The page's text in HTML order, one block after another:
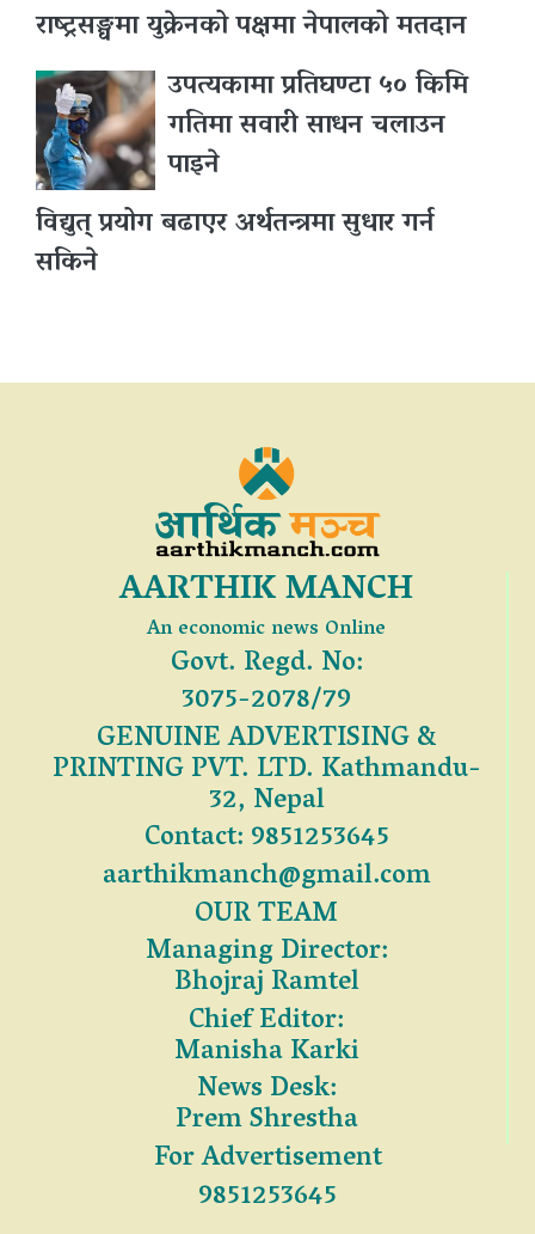
राष्ट्रसङ्घमा युक्रेनको पक्षमा नेपालको मतदान
उपत्यकामा प्रतिघण्टा ५० किमि
गतिमा सवारी साधन चलाउन
पाइने
विद्युत् प्रयोग बढाएर अर्थतन्त्रमा सुधार गर्न
सकिने
AARTHIK MANCH
An economic news Online
Govt. Regd. No:
3075-2078/79
GENUINE ADVERTISING &
PRINTING PVT. LTD. Kathmandu-
32, Nepal
Contact: 9851253645
aarthikmanch@gmail.com
OUR TEAM
Managing Director:
Bhojraj Ramtel
Chief Editor:
Manisha Karki
News Desk:
Prem Shrestha
For Advertisement
9851253645